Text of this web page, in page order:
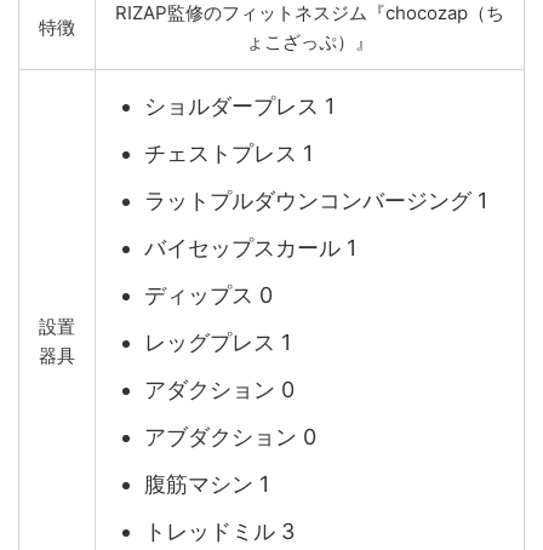
特徴
RIZAP監修のフィットネスジム『chocozap（ち
ょこざっぷ）』
設置
器具
ショルダープレス 1
チェストプレス 1
ラットプルダウンコンバージング 1
バイセップスカール 1
ディップス 0
レッグプレス 1
アダクション 0
アブダクション 0
腹筋マシン 1
トレッドミル 3